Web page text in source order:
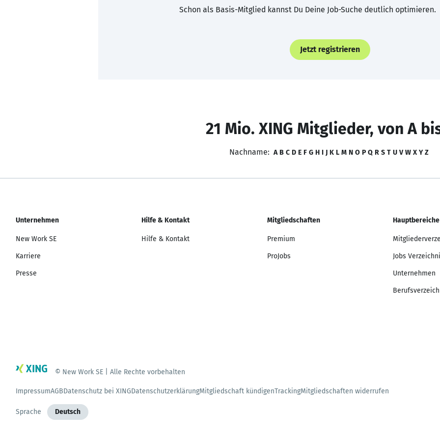
Schon als Basis-Mitglied kannst Du Deine Job-Suche deutlich optimieren.
Jetzt registrieren
21 Mio. XING Mitglieder, von A
Nachname: A B C D E F G H I J K L M N O P Q R S T U V W X Y Z
Unternehmen
New Work SE
Karriere
Presse
Hilfe & Kontakt
Hilfe & Kontakt
Mitgliedschaften
Premium
ProJobs
Hauptbereiche
Jobs
Unternehmen
© New Work SE | Alle Rechte vorbehalten
ImpressumAGBDatenschutz bei XINGDatenschutzerklärungMitgliedschaft kündigenTrackingMitgliedschaften widerrufen
Sprache Deutsch